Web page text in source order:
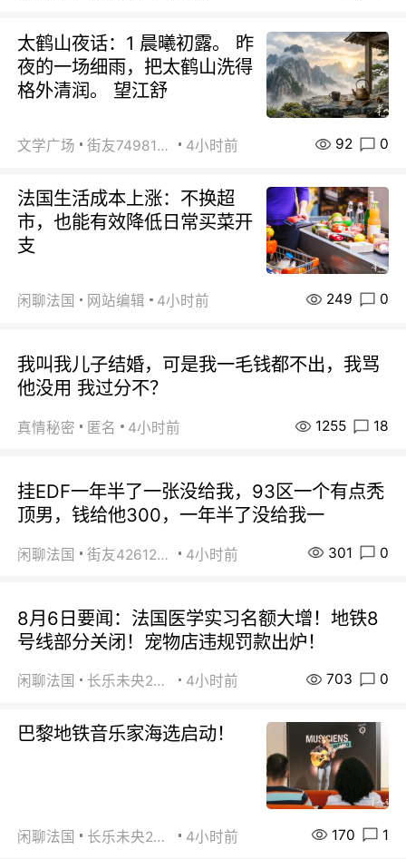
太鹤山夜话：1 晨曦初露。 昨
夜的一场细雨，把太鹤山洗得
格外清润。 望江舒
文学广场 街友74981146 4小时前 92 0
法国生活成本上涨：不换超
市，也能有效降低日常买菜开
支
闲聊法国 网站编辑 4小时前 249 0
我叫我儿子结婚，可是我一毛钱都不出，我骂
他没用 我过分不？
真情秘密 匿名 4小时前 1255 18
挂EDF一年半了一张没给我，93区一个有点秃
顶男，钱给他300，一年半了没给我一
闲聊法国 街友42612092 4小时前 301 0
8月6日要闻：法国医学实习名额大增！地铁8
号线部分关闭！宠物店违规罚款出炉！
闲聊法国 长乐未央2015 4小时前 703 0
巴黎地铁音乐家海选启动！
闲聊法国 长乐未央2015 4小时前 170 1